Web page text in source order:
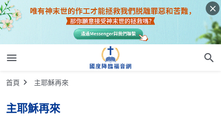
首頁 主耶穌再來
主耶穌再來